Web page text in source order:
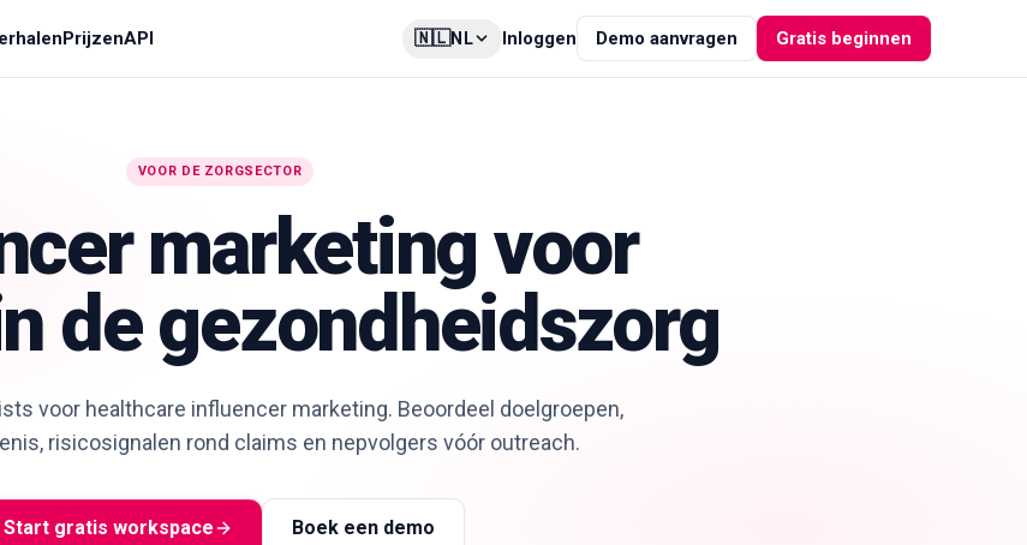
PrijzenAPI 🇳🇱NL Inloggen Demo aanvragen Gratis beginnen
VOOR DE ZORGSECTOR
marketing voor
de gezondheidszorg
voor healthcare influencer marketing. Beoordeel doelgroepen,
risicosignalen rond claims en nepvolgers vóór outreach.
Start gratis workspace Boek een demo